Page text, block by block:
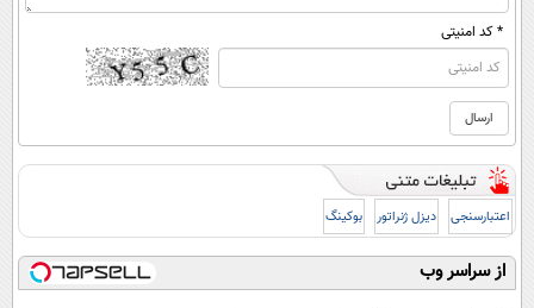
* کد امنیتی
اعتبارسنجی دیزل ژنراتور بوکینگ
از سراسر وب